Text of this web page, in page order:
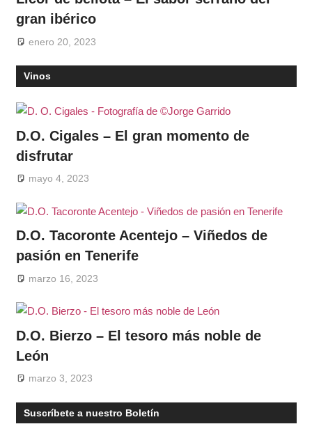
gran ibérico
enero 20, 2023
Vinos
D.O. Cigales – El gran momento de
disfrutar
mayo 4, 2023
D.O. Tacoronte Acentejo – Viñedos de
pasión en Tenerife
marzo 16, 2023
D.O. Bierzo – El tesoro más noble de
León
marzo 3, 2023
Suscríbete a nuestro Boletín